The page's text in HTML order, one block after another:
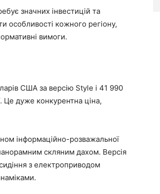
значних інвестицій та
особливості кожного регіону,
вимоги.
США за версію Style і 41 990
Це дуже конкурентна ціна,
інформаційно-розважальної
скляним дахом. Версія
з електроприводом